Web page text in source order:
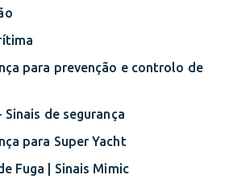
para prevenção e controlo de
de segurança
para Super Yacht
Fuga | Sinais Mimic